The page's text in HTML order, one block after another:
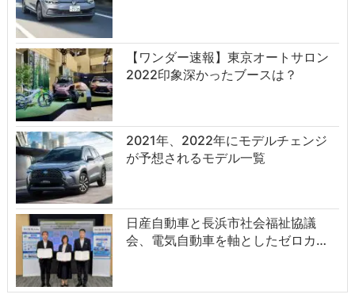
【ワンダー速報】東京オートサロン
2022印象深かったブースは？
2021年、2022年にモデルチェンジ
が予想されるモデル一覧
日産自動車と長浜市社会福祉協議
会、電気自動車を軸としたゼロカ…